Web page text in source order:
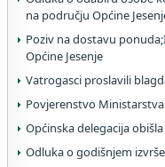
na području Općine
Poziv na dostavu
Općine Jesenje
Vatrogasci proslavili
Povjerenstvo
Općinska delegacija
Odluka o godišnjem